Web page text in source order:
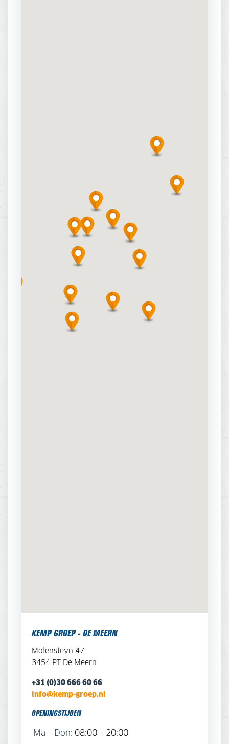
KEMP GROEP - DE MEERN
Molensteyn 47
3454 PT De Meern
+31 (0)30 666 60 66
info@kemp-groep.nl
OPENINGSTIJDEN
Ma - Don: 08:00 - 20:00